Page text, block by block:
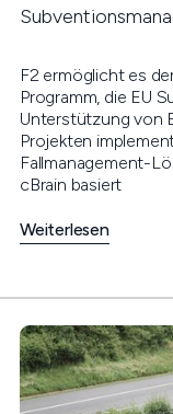
F2 ermöglicht es
Programm, die EU
Unterstützung von
Projekten
Fallmanagement-
cBrain basiert
Weiterlesen